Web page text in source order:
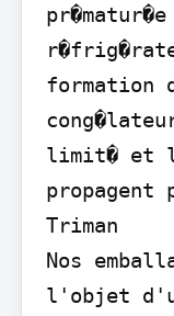
formation
limit� et
propagent
Triman
Nos
l'objet